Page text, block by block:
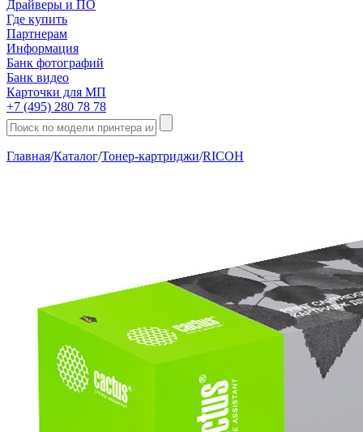
Драйверы и ПО
Где купить
Партнерам
Информация
Банк фотографий
Банк видео
Карточки для МП
+7 (495) 280 78 78
Главная/Каталог/Тонер-картриджи/RICOH